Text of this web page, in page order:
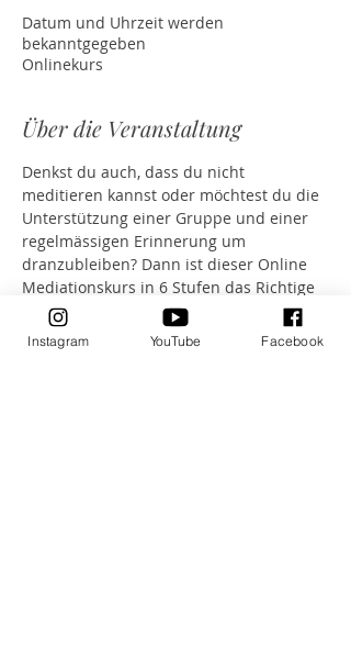
Datum und Uhrzeit werden
bekanntgegeben
Onlinekurs
Über die Veranstaltung
Denkst du auch, dass du nicht
meditieren kannst oder möchtest du die
Unterstützung einer Gruppe und einer
regelmässigen Erinnerung um
dranzubleiben? Dann ist dieser Online
Mediationskurs in 6 Stufen das Richtige
für dich. Step für Step gehen wir
zusammen und schauen uns auch
verschiedene Meditationstechniken an.
Instagram YouTube Facebook